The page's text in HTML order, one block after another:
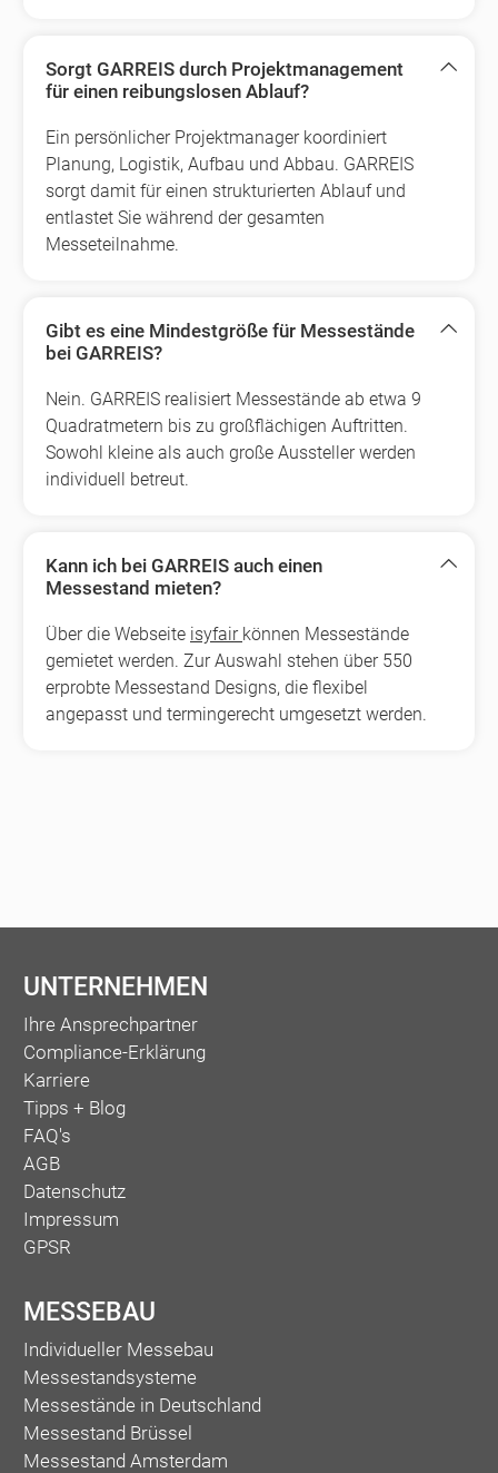
Sorgt GARREIS durch Projektmanagement
für einen reibungslosen Ablauf?
Ein persönlicher Projektmanager koordiniert
Planung, Logistik, Aufbau und Abbau. GARREIS
sorgt damit für einen strukturierten Ablauf und
entlastet Sie während der gesamten
Messeteilnahme.
Gibt es eine Mindestgröße für Messestände
bei GARREIS?
Nein. GARREIS realisiert Messestände ab etwa 9
Quadratmetern bis zu großflächigen Auftritten.
Sowohl kleine als auch große Aussteller werden
individuell betreut.
Kann ich bei GARREIS auch einen
Messestand mieten?
Über die Webseite isyfair können Messestände
gemietet werden. Zur Auswahl stehen über 550
erprobte Messestand Designs, die flexibel
angepasst und termingerecht umgesetzt werden.
UNTERNEHMEN
Ihre Ansprechpartner
Compliance-Erklärung
Karriere
Tipps + Blog
FAQ's
AGB
Datenschutz
Impressum
GPSR
MESSEBAU
Individueller Messebau
Messestandsysteme
Messestände in Deutschland
Messestand Brüssel
Messestand Amsterdam